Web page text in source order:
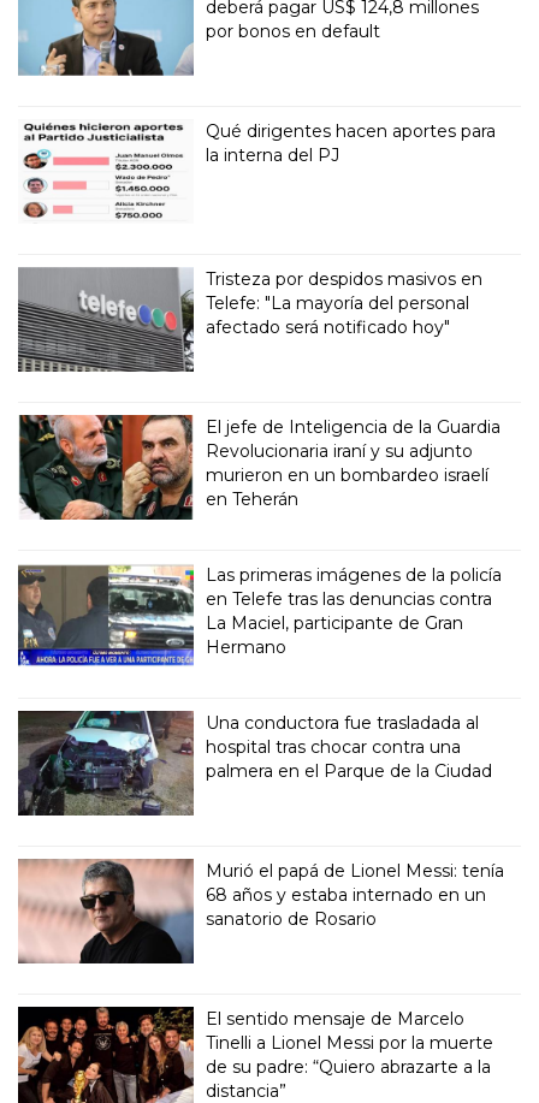
deberá pagar US$ 124,8 millones
por bonos en default
Qué dirigentes hacen aportes para
la interna del PJ
Tristeza por despidos masivos en
Telefe: "La mayoría del personal
afectado será notificado hoy"
El jefe de Inteligencia de la Guardia
Revolucionaria iraní y su adjunto
murieron en un bombardeo israelí
en Teherán
Las primeras imágenes de la policía
en Telefe tras las denuncias contra
La Maciel, participante de Gran
Hermano
Una conductora fue trasladada al
hospital tras chocar contra una
palmera en el Parque de la Ciudad
Murió el papá de Lionel Messi: tenía
68 años y estaba internado en un
sanatorio de Rosario
El sentido mensaje de Marcelo
Tinelli a Lionel Messi por la muerte
de su padre: “Quiero abrazarte a la
distancia”